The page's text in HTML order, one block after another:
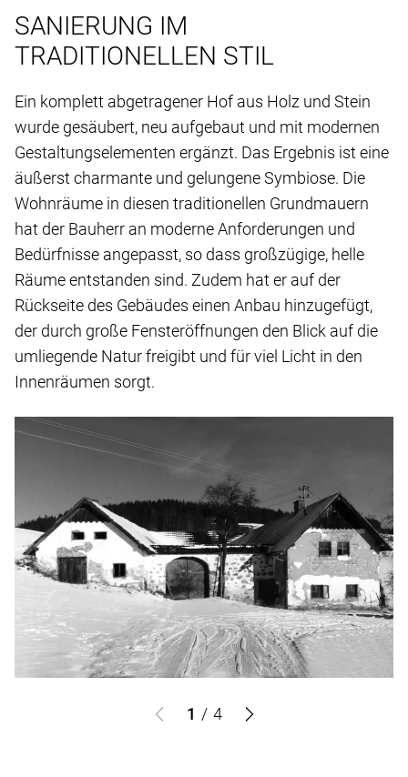
SANIERUNG IM
TRADITIONELLEN STIL
Ein komplett abgetragener Hof aus Holz und Stein
wurde gesäubert, neu aufgebaut und mit modernen
Gestaltungselementen ergänzt. Das Ergebnis ist eine
äußerst charmante und gelungene Symbiose. Die
Wohnräume in diesen traditionellen Grundmauern
hat der Bauherr an moderne Anforderungen und
Bedürfnisse angepasst, so dass großzügige, helle
Räume entstanden sind. Zudem hat er auf der
Rückseite des Gebäudes einen Anbau hinzugefügt,
der durch große Fensteröffnungen den Blick auf die
umliegende Natur freigibt und für viel Licht in den
Innenräumen sorgt.
1 / 4